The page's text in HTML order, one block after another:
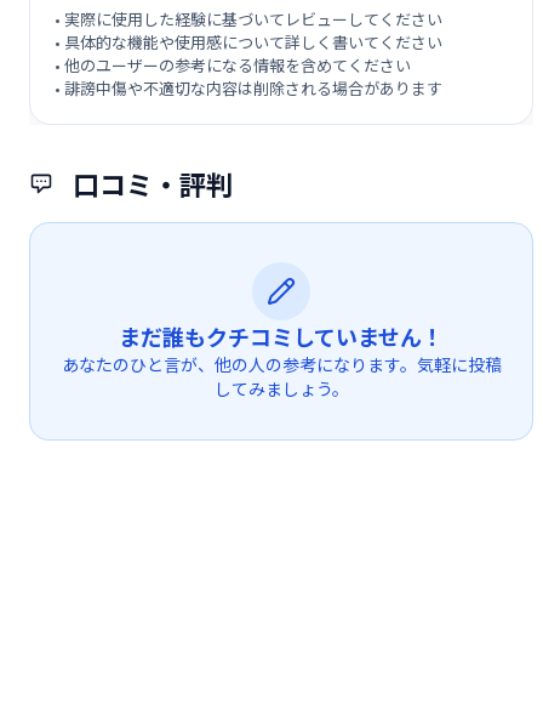
口コミ・評判
まだ誰もクチコミしていません！
あなたのひと言が、他の人の参考になります。気軽に投稿
してみましょう。
• 実際に使用した経験に基づいてレビューしてください
• 具体的な機能や使用感について詳しく書いてください
• 他のユーザーの参考になる情報を含めてください
• 誹謗中傷や不適切な内容は削除される場合があります